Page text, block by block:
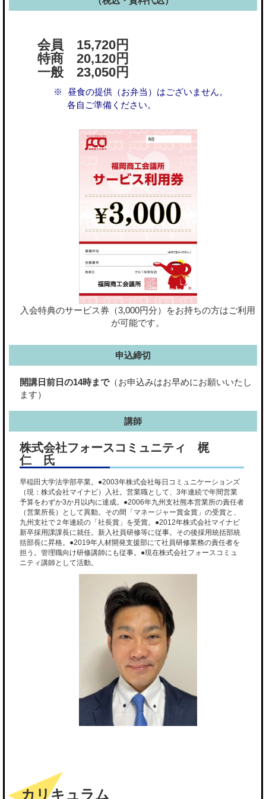
会員 15,720円
特商 20,120円
一般 23,050円
昼食の提供（お弁当）はございません。
各自ご準備ください。
入会特典のサービス券（3,000円分）をお持ちの方はご利用
が可能です。
申込締切
開講日前日の14時まで（お申込みはお早めにお願いいたし
ます）
講師
株式会社フォースコミュニティ 梶
仁 氏
早稲田大学法学部卒業。●2003年株式会社毎日コミュニケーションズ
（現：株式会社マイナビ）入社。営業職として、3年連続で年間営業
予算をわずか3か月以内に達成。●2006年九州支社熊本営業所の責任者
（営業所長）として異動。その間「マネージャー賞金賞」の受賞と、
九州支社で２年連続の「社長賞」を受賞。●2012年株式会社マイナビ
新卒採用課課長に就任。新入社員研修等に従事。その後採用統括部統
括部長に昇格。●2019年人材開発支援部にて社員研修業務の責任者を
担う。管理職向け研修講師にも従事。●現在株式会社フォースコミュ
ニティ講師として活動。
カリキュラム